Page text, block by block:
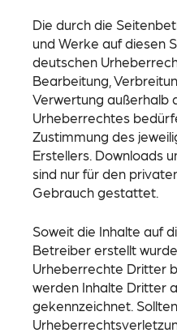
Die durch die
und Werke auf diesen
deutschen
Bearbeitung,
Verwertung außerhalb
Urheberrechtes
Zustimmung des
Erstellers. Downloads
sind nur für den
Gebrauch gestattet.
Soweit die Inhalte auf
Betreiber erstellt
Urheberrechte Dritter
werden Inhalte Dritter
gekennzeichnet.